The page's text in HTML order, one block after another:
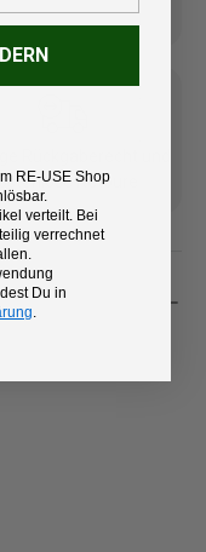
Retoure
RE-USE Shop
verteilt. Bei
verrechnet
Du in
.